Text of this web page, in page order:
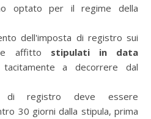
optato per il regime della
dell'imposta di registro sui
e affitto stipulati in data
a decorrere dal
di registro deve essere
30 giorni dalla stipula, prima